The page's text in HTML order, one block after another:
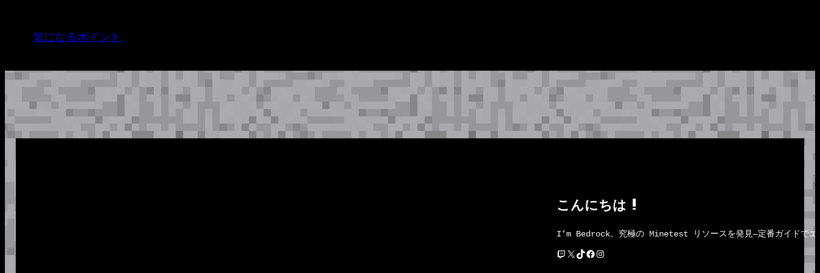
キ
気になるポイント
こんにちは !
I’m Bedrock。究極の Minetest リソースを発見―定番ガイドでエ
Twitch X TikTok Facebook Instagram